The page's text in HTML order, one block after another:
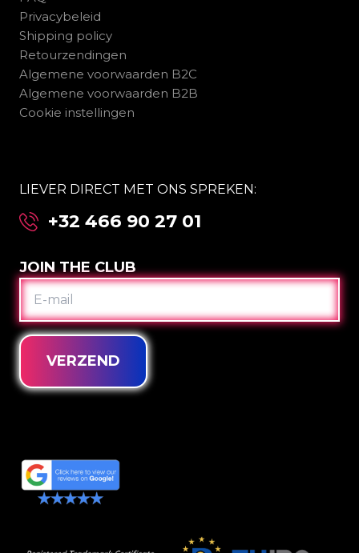
Privacybeleid
Shipping policy
Retourzendingen
Algemene voorwaarden B2C
Algemene voorwaarden B2B
Cookie instellingen
LIEVER DIRECT MET ONS SPREKEN:
+32 466 90 27 01
JOIN THE CLUB
E-
MAIL
VERZEND